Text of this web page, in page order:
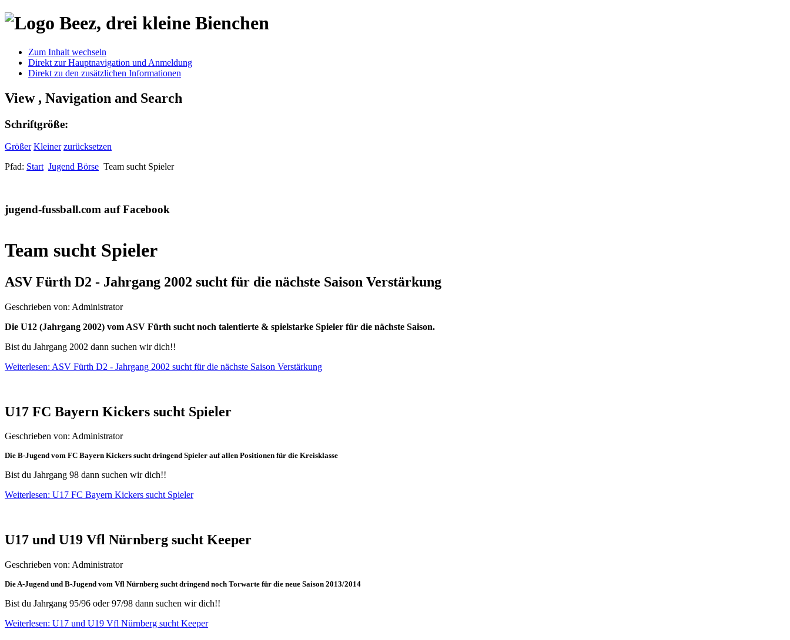
Zum Inhalt wechseln
Direkt zur Hauptnavigation und Anmeldung
Direkt zu den zusätzlichen Informationen
View , Navigation and Search
Schriftgröße:
Größer Kleiner zurücksetzen
Pfad: Start Jugend Börse Team sucht Spieler
jugend-fussball.com auf Facebook
Team sucht Spieler
ASV Fürth D2 - Jahrgang 2002 sucht für die nächste Saison Verstärkung
Geschrieben von: Administrator
Die U12 (Jahrgang 2002) vom ASV Fürth sucht noch talentierte & spielstarke Spieler für die nächste Saison.
Bist du Jahrgang 2002 dann suchen wir dich!!
Weiterlesen: ASV Fürth D2 - Jahrgang 2002 sucht für die nächste Saison Verstärkung
U17 FC Bayern Kickers sucht Spieler
Geschrieben von: Administrator
Die B-Jugend vom FC Bayern Kickers sucht dringend Spieler auf allen Positionen für die Kreisklasse
Bist du Jahrgang 98 dann suchen wir dich!!
Weiterlesen: U17 FC Bayern Kickers sucht Spieler
U17 und U19 Vfl Nürnberg sucht Keeper
Geschrieben von: Administrator
Die A-Jugend und B-Jugend vom Vfl Nürnberg sucht dringend noch Torwarte für die neue Saison 2013/2014
Bist du Jahrgang 95/96 oder 97/98 dann suchen wir dich!!
Weiterlesen: U17 und U19 Vfl Nürnberg sucht Keeper